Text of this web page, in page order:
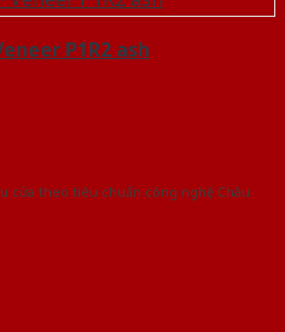
P1R2 ash
cửa theo tiêu chuẩn công nghệ Châu